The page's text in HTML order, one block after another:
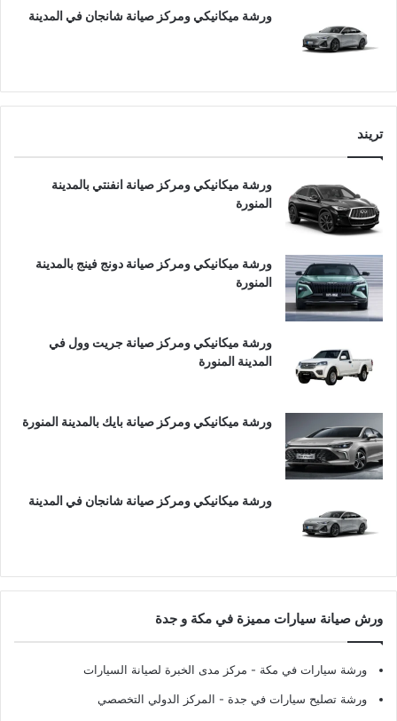
ورشة ميكانيكي ومركز صيانة شانجان في المدينة
تريند
ورشة ميكانيكي ومركز صيانة انفنتي بالمدينة
المنورة
ورشة ميكانيكي ومركز صيانة دونج فينج بالمدينة
المنورة
ورشة ميكانيكي ومركز صيانة جريت وول في
المدينة المنورة
ورشة ميكانيكي ومركز صيانة بايك بالمدينة المنورة
ورشة ميكانيكي ومركز صيانة شانجان في المدينة
ورش صيانة سيارات مميزة في مكة و جدة
ورشة سيارات في مكة - مركز مدى الخبرة لصيانة السيارات
ورشة تصليح سيارات في جدة - المركز الدولي التخصصي